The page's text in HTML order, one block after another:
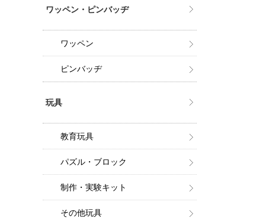
ワッペン・ピンバッヂ
ワッペン
ピンバッヂ
玩具
教育玩具
パズル・ブロック
制作・実験キット
その他玩具